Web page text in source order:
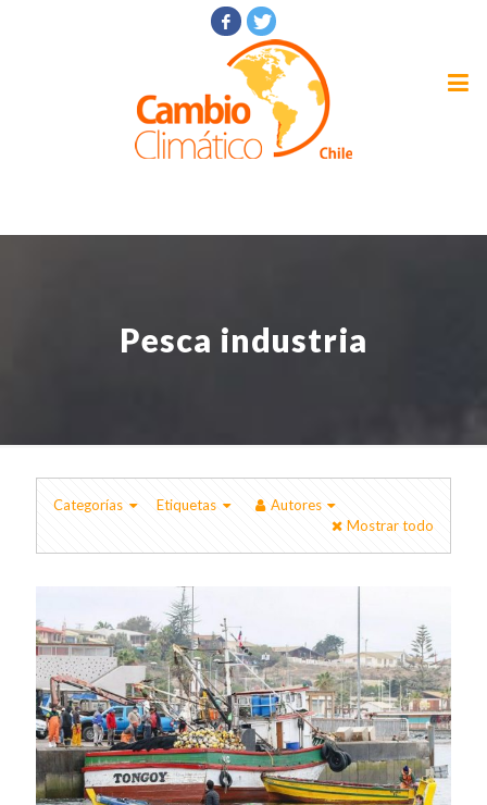
Pesca industria
Categorías Etiquetas
Autores
Mostrar todo